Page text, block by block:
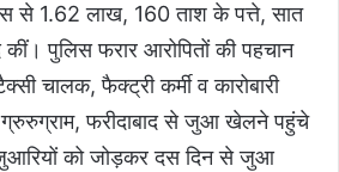
से 1.62 लाख, 160 ताश के पत्ते, सात
कीं। पुलिस फरार आरोपितों की पहचान
चालक, फैक्ट्री कर्मी व कारोबारी
ग्रुरुग्राम, फरीदाबाद से जुआ खेलने पहुंचे
को जोड़कर दस दिन से जुआ